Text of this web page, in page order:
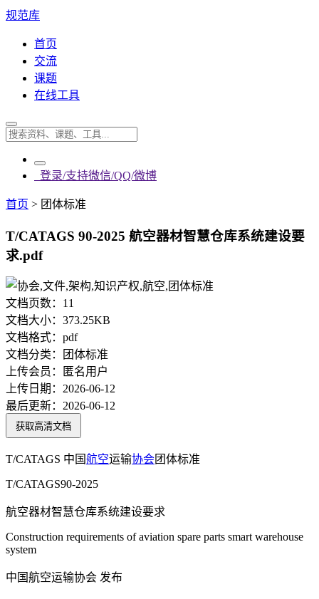
规范库
首页
交流
课题
在线工具
登录/支持微信/QQ/微博
首页 > 团体标准
T/CATAGS 90-2025 航空器材智慧仓库系统建设要
求.pdf
文档页数： 11
文档大小： 373.25KB
文档格式： pdf
文档分类：
团体标准
上传会员：
匿名用户
上传日期： 2026-06-12
最后更新： 2026-06-12
获取高清文档
T/CATAGS 中国航空运输协会团体标准
T/CATAGS90-2025
航空器材智慧仓库系统建设要求
Construction requirements of aviation spare parts smart warehouse
system
中国航空运输协会 发布